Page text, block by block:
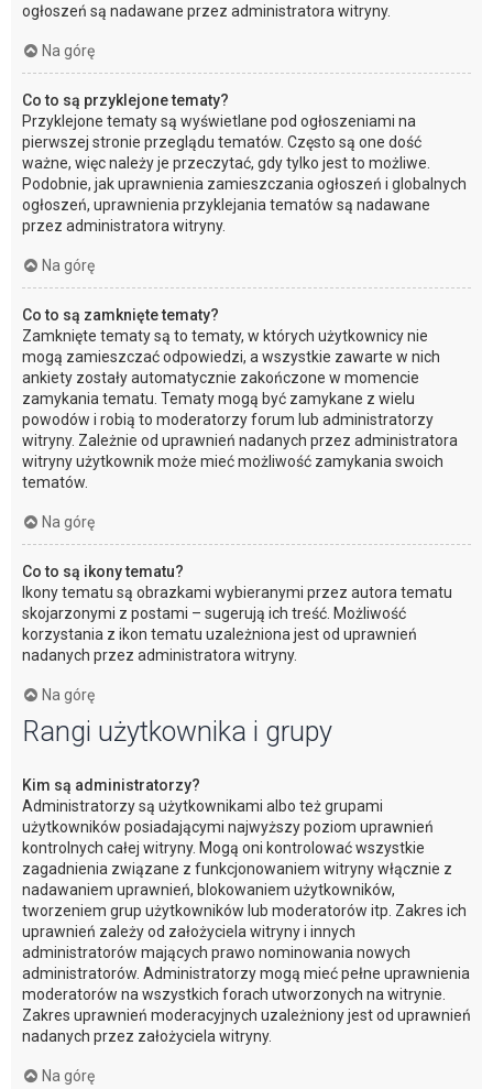
ogłoszeń są nadawane przez administratora witryny.
Na górę
Co to są przyklejone tematy?
Przyklejone tematy są wyświetlane pod ogłoszeniami na
pierwszej stronie przeglądu tematów. Często są one dość
ważne, więc należy je przeczytać, gdy tylko jest to możliwe.
Podobnie, jak uprawnienia zamieszczania ogłoszeń i globalnych
ogłoszeń, uprawnienia przyklejania tematów są nadawane
przez administratora witryny.
Na górę
Co to są zamknięte tematy?
Zamknięte tematy są to tematy, w których użytkownicy nie
mogą zamieszczać odpowiedzi, a wszystkie zawarte w nich
ankiety zostały automatycznie zakończone w momencie
zamykania tematu. Tematy mogą być zamykane z wielu
powodów i robią to moderatorzy forum lub administratorzy
witryny. Zależnie od uprawnień nadanych przez administratora
witryny użytkownik może mieć możliwość zamykania swoich
tematów.
Na górę
Co to są ikony tematu?
Ikony tematu są obrazkami wybieranymi przez autora tematu
skojarzonymi z postami – sugerują ich treść. Możliwość
korzystania z ikon tematu uzależniona jest od uprawnień
nadanych przez administratora witryny.
Na górę
Rangi użytkownika i grupy
Kim są administratorzy?
Administratorzy są użytkownikami albo też grupami
użytkowników posiadającymi najwyższy poziom uprawnień
kontrolnych całej witryny. Mogą oni kontrolować wszystkie
zagadnienia związane z funkcjonowaniem witryny włącznie z
nadawaniem uprawnień, blokowaniem użytkowników,
tworzeniem grup użytkowników lub moderatorów itp. Zakres ich
uprawnień zależy od założyciela witryny i innych
administratorów mających prawo nominowania nowych
administratorów. Administratorzy mogą mieć pełne uprawnienia
moderatorów na wszystkich forach utworzonych na witrynie.
Zakres uprawnień moderacyjnych uzależniony jest od uprawnień
nadanych przez założyciela witryny.
Na górę